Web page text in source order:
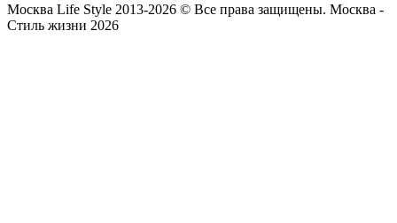
Москва Life Style 2013-2026 © Все права защищены. Москва -
Стиль жизни 2026